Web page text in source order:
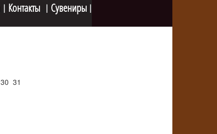
Контакты Сувениры
30 31